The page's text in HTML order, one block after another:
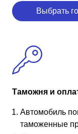
Выбрать
Таможня и
Автомобиль
таможенные